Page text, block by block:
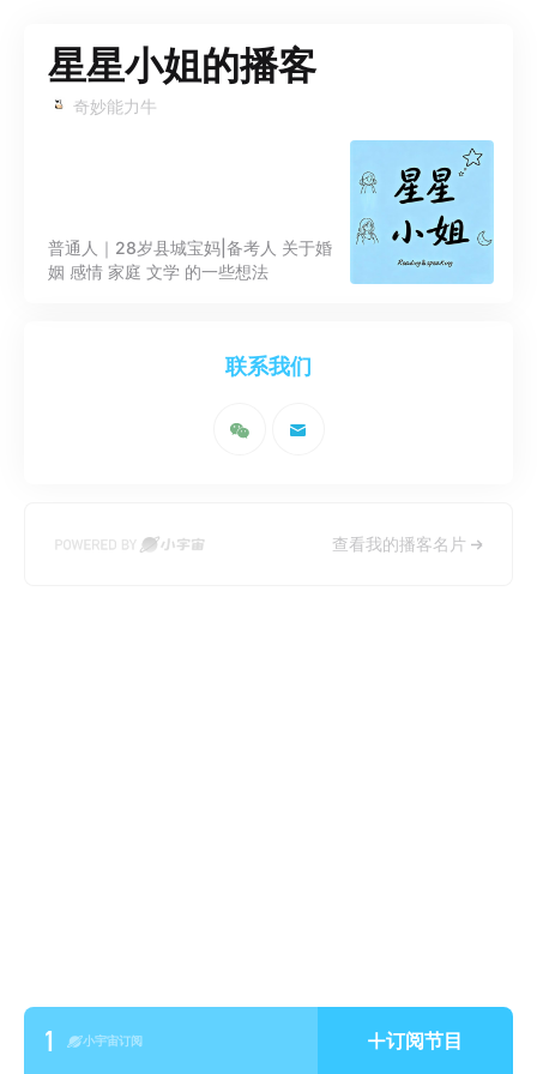
星星小姐的播客
奇妙能力牛
普通人｜28岁县城宝妈|备考人 关于婚
姻 感情 家庭 文学 的一些想法
联系我们
查看我的播客名片
1 小宇宙订阅 订阅节目